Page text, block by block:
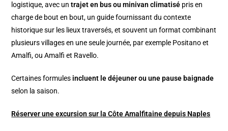
logistique, avec un trajet en bus ou minivan climatisé pris en
charge de bout en bout, un guide fournissant du contexte
historique sur les lieux traversés, et souvent un format combinant
plusieurs villages en une seule journée, par exemple Positano et
Amalfi, ou Amalfi et Ravello.
Certaines formules incluent le déjeuner ou une pause baignade
selon la saison.
Réserver une excursion sur la Côte Amalfitaine depuis Naples